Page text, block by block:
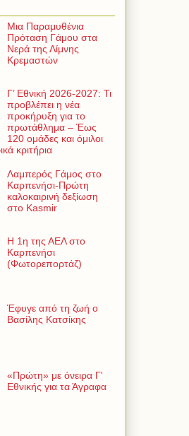
Μια Παραμυθένια
Πρόταση Γάμου στα
Νερά της Λίμνης
Κρεμαστών
Γ’ Εθνική 2026-2027: Τι
προβλέπει η νέα
προκήρυξη για το
πρωτάθλημα – Έως
120 ομάδες και όμιλοι
κριτήρια
Λαμπερός Γάμος στο
Καρπενήσι-Πρώτη
καλοκαιρινή δεξίωση
στο Kasmir
Η 1η της ΑΕΛ στο
Καρπενήσι
(Φωτορεπορτάζ)
Έφυγε από τη ζωή ο
Βασίλης Κατσίκης
«Πρώτη» με όνειρα Γ'
Εθνικής για τα Άγραφα